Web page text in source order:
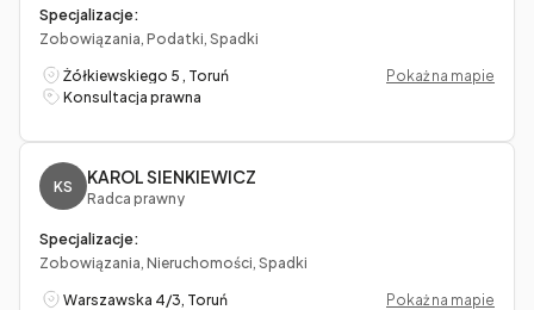
Specjalizacje:
Zobowiązania, Podatki, Spadki
Żółkiewskiego 5 , Toruń
Pokaż na mapie
Konsultacja prawna
KS KAROL SIENKIEWICZ
Radca prawny
Specjalizacje:
Zobowiązania, Nieruchomości, Spadki
Warszawska 4/3, Toruń
Pokaż na mapie